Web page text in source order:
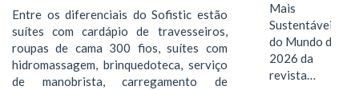
Entre os diferenciais do Sofistic estão
suítes com cardápio de travesseiros,
roupas de cama 300 fios, suítes com
hidromassagem, brinquedoteca, serviço
de manobrista, carregamento de
Mais
Sustentáveis
do Mundo de
2026 da
revista…